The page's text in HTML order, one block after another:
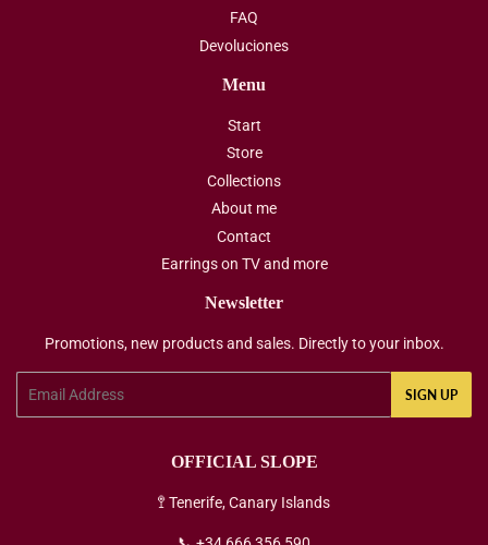
FAQ
Devoluciones
Menu
Start
Store
Collections
About me
Contact
Earrings on TV and more
Newsletter
Promotions, new products and sales. Directly to your inbox.
SIGN UP
OFFICIAL SLOPE
🚏 Tenerife, Canary Islands